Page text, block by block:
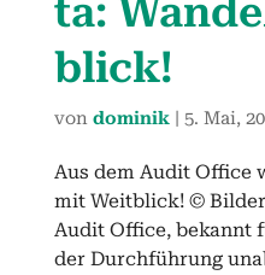
ta:
blick!
von dominik| 5. Mai,
Aus dem Audit Office
mit Weitblick! ©
Audit Office, bekannt
der Durchführung